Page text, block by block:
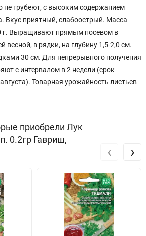
не грубеют, с высоким содержанием
Вкус приятный, слабоострый. Масса
г. Выращивают прямым посевом в
весной, в рядки, на глубину 1,5-2,0 см.
30 см. Для непрерывного получения
с интервалом в 2 недели (срок
Товарная урожайность листьев
приобрели Лук
0.2гр Гавриш,
‹ ›